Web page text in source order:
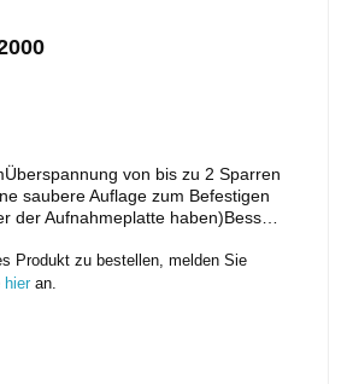
von bis zu 2 Sparren
saubere Auflage zum Befestigen
der Aufnahmeplatte haben)Bessere
Verschieben der Konsole zur
Aufnahme für ErdungZwei
Produkt zu bestellen, melden Sie
hier an.